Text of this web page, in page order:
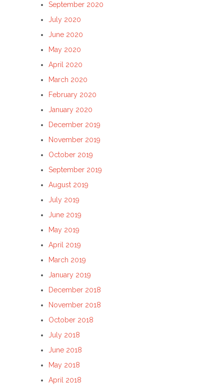
September 2020
July 2020
June 2020
May 2020
April 2020
March 2020
February 2020
January 2020
December 2019
November 2019
October 2019
September 2019
August 2019
July 2019
June 2019
May 2019
April 2019
March 2019
January 2019
December 2018
November 2018
October 2018
July 2018
June 2018
May 2018
April 2018